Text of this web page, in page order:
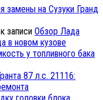
замены на Сузуки Гранд
к записи Обзор Лада
в новом кузове
у топливного бака
87 л.с. 21116: